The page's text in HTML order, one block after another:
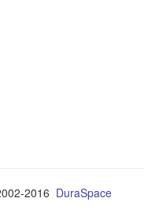
2016 DuraSpace